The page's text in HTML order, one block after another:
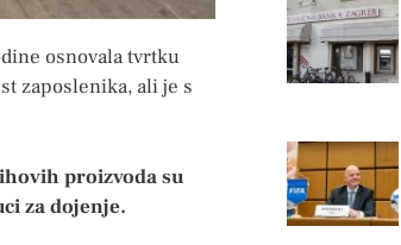
osnovala tvrtku
zaposlenika, ali je s
proizvoda su
za dojenje.